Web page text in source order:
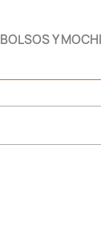
BOLSOS Y